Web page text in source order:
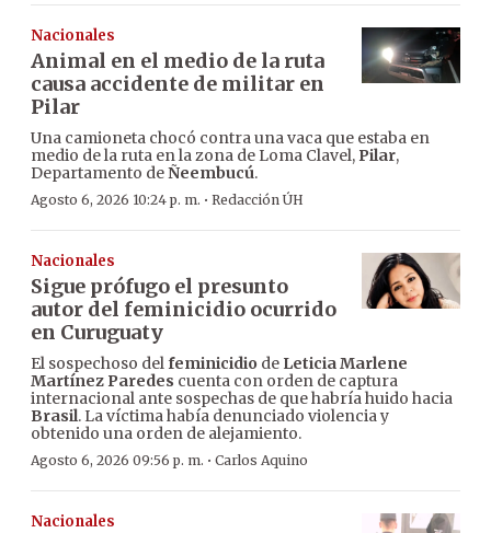
Nacionales
Animal en el medio de la ruta
causa accidente de militar en
Pilar
Una camioneta chocó contra una vaca que estaba en
medio de la ruta en la zona de Loma Clavel, Pilar,
Departamento deÑeembucú.
Agosto 6, 2026 10:24 p. m. · Redacción ÚH
Nacionales
Sigue prófugo el presunto
autor del feminicidio ocurrido
en Curuguaty
El sospechoso delfeminicidio de Leticia Marlene
Martínez Paredes cuenta con orden de captura
internacional ante sospechas de que habría huido hacia
Brasil. La víctima había denunciado violencia y
obtenido una orden de alejamiento.
Agosto 6, 2026 09:56 p. m. · Carlos Aquino
Nacionales